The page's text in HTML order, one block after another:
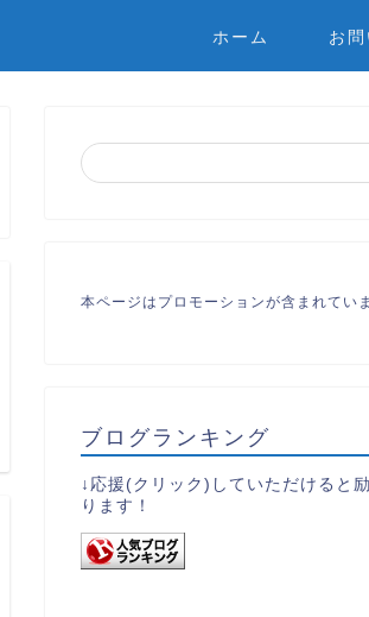
ホーム お
本ページはプロモーションが含まれてい
ブログランキング
↓応援(クリック)していただけると
ります！